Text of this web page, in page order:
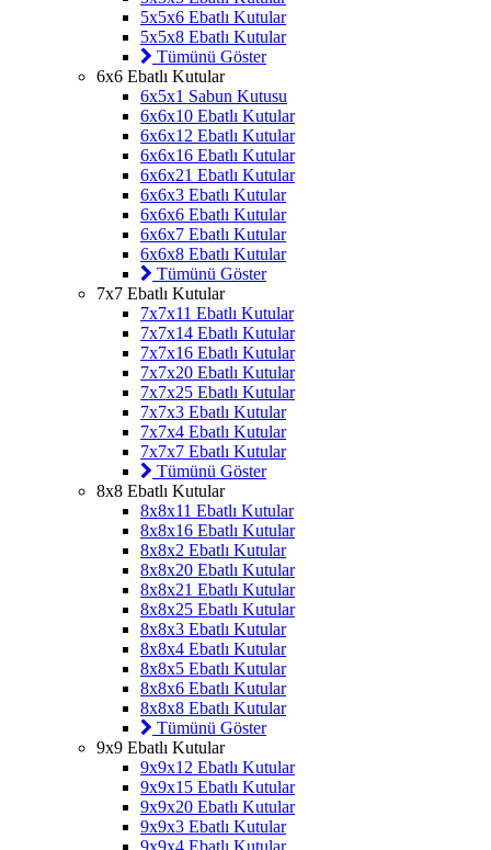
5x5x6 Ebatlı Kutular
5x5x8 Ebatlı Kutular
Tümünü Göster
6x6 Ebatlı Kutular
6x5x1 Sabun Kutusu
6x6x10 Ebatlı Kutular
6x6x12 Ebatlı Kutular
6x6x16 Ebatlı Kutular
6x6x21 Ebatlı Kutular
6x6x3 Ebatlı Kutular
6x6x6 Ebatlı Kutular
6x6x7 Ebatlı Kutular
6x6x8 Ebatlı Kutular
Tümünü Göster
7x7 Ebatlı Kutular
7x7x11 Ebatlı Kutular
7x7x14 Ebatlı Kutular
7x7x16 Ebatlı Kutular
7x7x20 Ebatlı Kutular
7x7x25 Ebatlı Kutular
7x7x3 Ebatlı Kutular
7x7x4 Ebatlı Kutular
7x7x7 Ebatlı Kutular
Tümünü Göster
8x8 Ebatlı Kutular
8x8x11 Ebatlı Kutular
8x8x16 Ebatlı Kutular
8x8x2 Ebatlı Kutular
8x8x20 Ebatlı Kutular
8x8x21 Ebatlı Kutular
8x8x25 Ebatlı Kutular
8x8x3 Ebatlı Kutular
8x8x4 Ebatlı Kutular
8x8x5 Ebatlı Kutular
8x8x6 Ebatlı Kutular
8x8x8 Ebatlı Kutular
Tümünü Göster
9x9 Ebatlı Kutular
9x9x12 Ebatlı Kutular
9x9x15 Ebatlı Kutular
9x9x20 Ebatlı Kutular
9x9x3 Ebatlı Kutular